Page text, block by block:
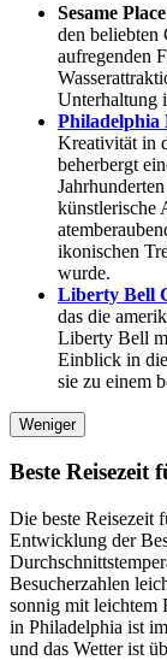
Sesame
den beliebten
aufregenden
Unterhaltung
Philadelphia
Kreativität in
beherbergt
künstlerische
ikonischen
wurde.
Liberty Bell
das die
Liberty Bell
Einblick in
sie zu einem
Weniger
Beste
Die beste Reisezeit
Entwicklung der
Besucherzahlen
sonnig mit leichtem
in Philadelphia ist
und das Wetter ist